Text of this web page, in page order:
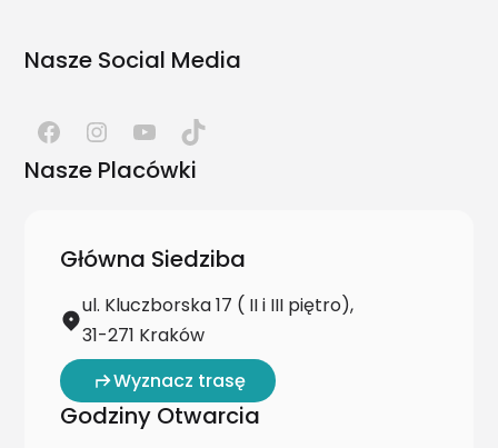
Nasze Social Media
Nasze Placówki
Główna Siedziba
ul. Kluczborska 17 ( II i III piętro),
31-271 Kraków
Wyznacz trasę
Godziny Otwarcia